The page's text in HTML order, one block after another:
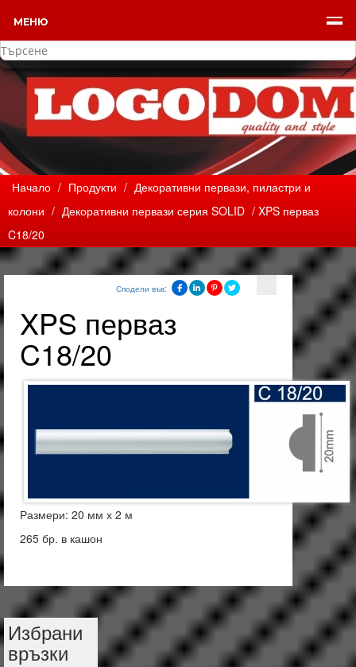
МЕНЮ
Начало / Продукти / Декоративни первази, пиластри и
колони / Декоративни первази серия SOLID / XPS перваз
C18/20
Сподели във:
XPS перваз
C18/20
Размери: 20 мм х 2 м
265 бр. в кашон
Избрани
връзки